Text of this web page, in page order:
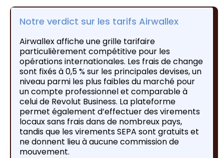
Notre verdict sur les tarifs Airwallex
Airwallex affiche une grille tarifaire
particulièrement compétitive pour les
opérations internationales. Les frais de change
sont fixés à 0,5 % sur les principales devises, un
niveau parmi les plus faibles du marché pour
un compte professionnel et comparable à
celui de Revolut Business. La plateforme
permet également d’effectuer des virements
locaux sans frais dans de nombreux pays,
tandis que les virements SEPA sont gratuits et
ne donnent lieu à aucune commission de
mouvement.